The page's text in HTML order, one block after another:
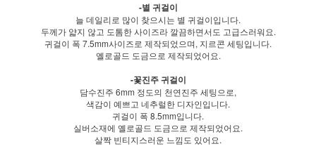
-별 귀걸이
늘 데일리로 많이 찾으시는 별 귀걸이입니다.
두께가 얇지 않고 도톰한 사이즈라 깔끔하면서도 고급스러워요.
귀걸이 폭 7.5mm사이즈로 제작되었으며, 지르콘 세팅입니다.
옐로골드 도금으로 제작되었어요.
-꽃진주 귀걸이
담수진주 6mm 정도의 천연진주 세팅으로,
색감이 예쁘고 네추럴한 디자인입니다.
귀걸이 폭 8.5mm입니다.
실버소재에 옐로골드 도금으로 제작되었어요.
살짝 빈티지스러운 느낌도 있어요.